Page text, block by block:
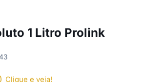
1 Litro Prolink
Clique e veja!